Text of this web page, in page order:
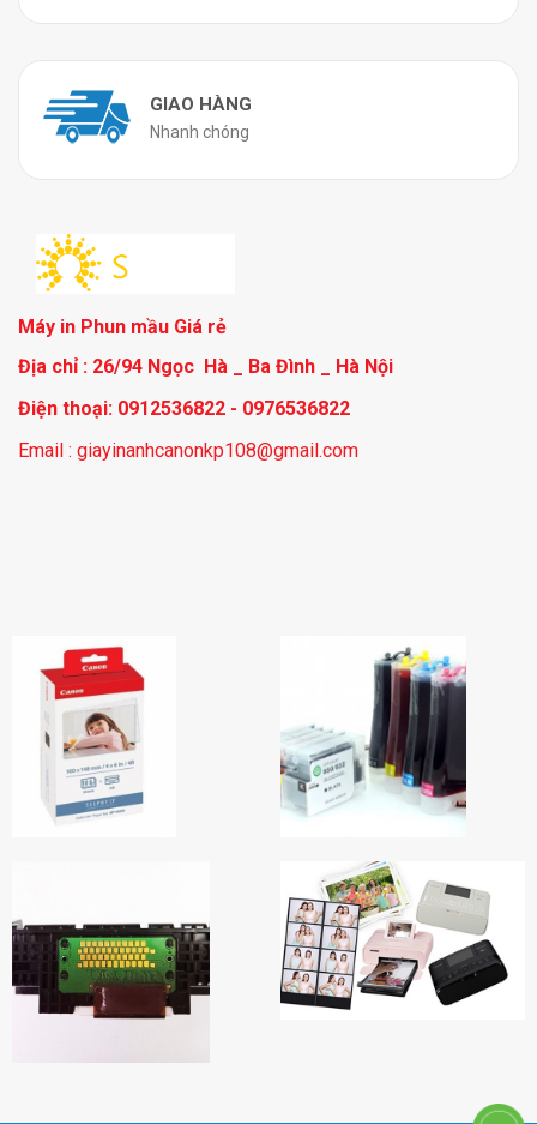
GIAO HÀNG
Nhanh chóng
Máy in Phun mầu Giá rẻ
Địa chỉ : 26/94 Ngọc Hà _ Ba Đình _ Hà Nội
Điện thoại: 0912536822 - 0976536822
Email : giayinanhcanonkp108@gmail.com